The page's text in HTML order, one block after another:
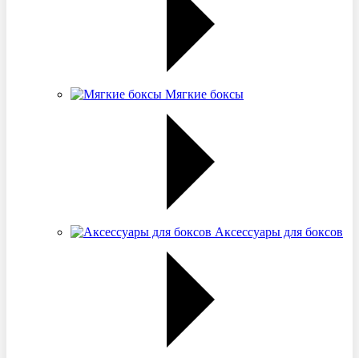
Мягкие боксы
Аксессуары для боксов